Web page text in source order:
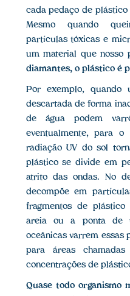
cada pedaço de
Mesmo quando
partículas tóxicas e
um material que nosso
diamantes, o plástico é
Por exemplo, quando
descartada de forma
de água podem
eventualmente, para
radiação UV do sol
plástico se divide em
atrito das ondas. No
decompõe em
fragmentos de
areia ou a ponta de
oceânicas varrem
para áreas
concentrações de
Quase todo organismo